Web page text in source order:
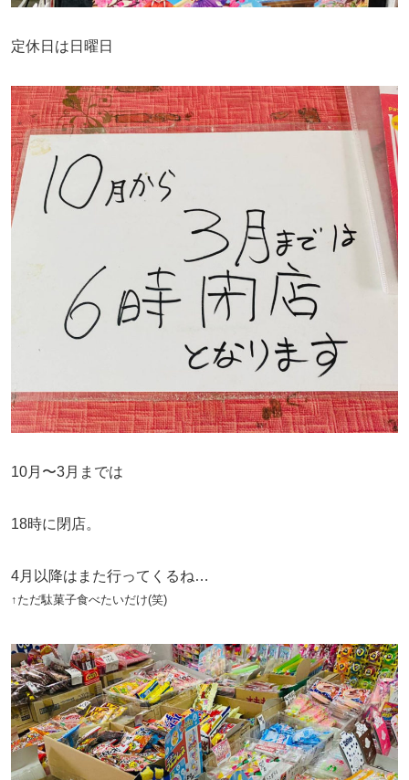
定休日は日曜日
10月〜3月までは
18時に閉店。
4月以降はまた行ってくるね…
↑ただ駄菓子食べたいだけ(笑)